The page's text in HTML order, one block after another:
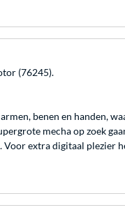
(76245).
benen en handen,
mecha op zoek
extra digitaal plezier